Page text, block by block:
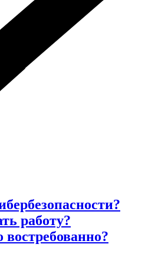
работу?
востребованно?